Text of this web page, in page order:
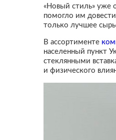
«Новый стиль» уже
помогло им
только лучшее
В ассортименте
населенный пункт
стеклянными
и физического